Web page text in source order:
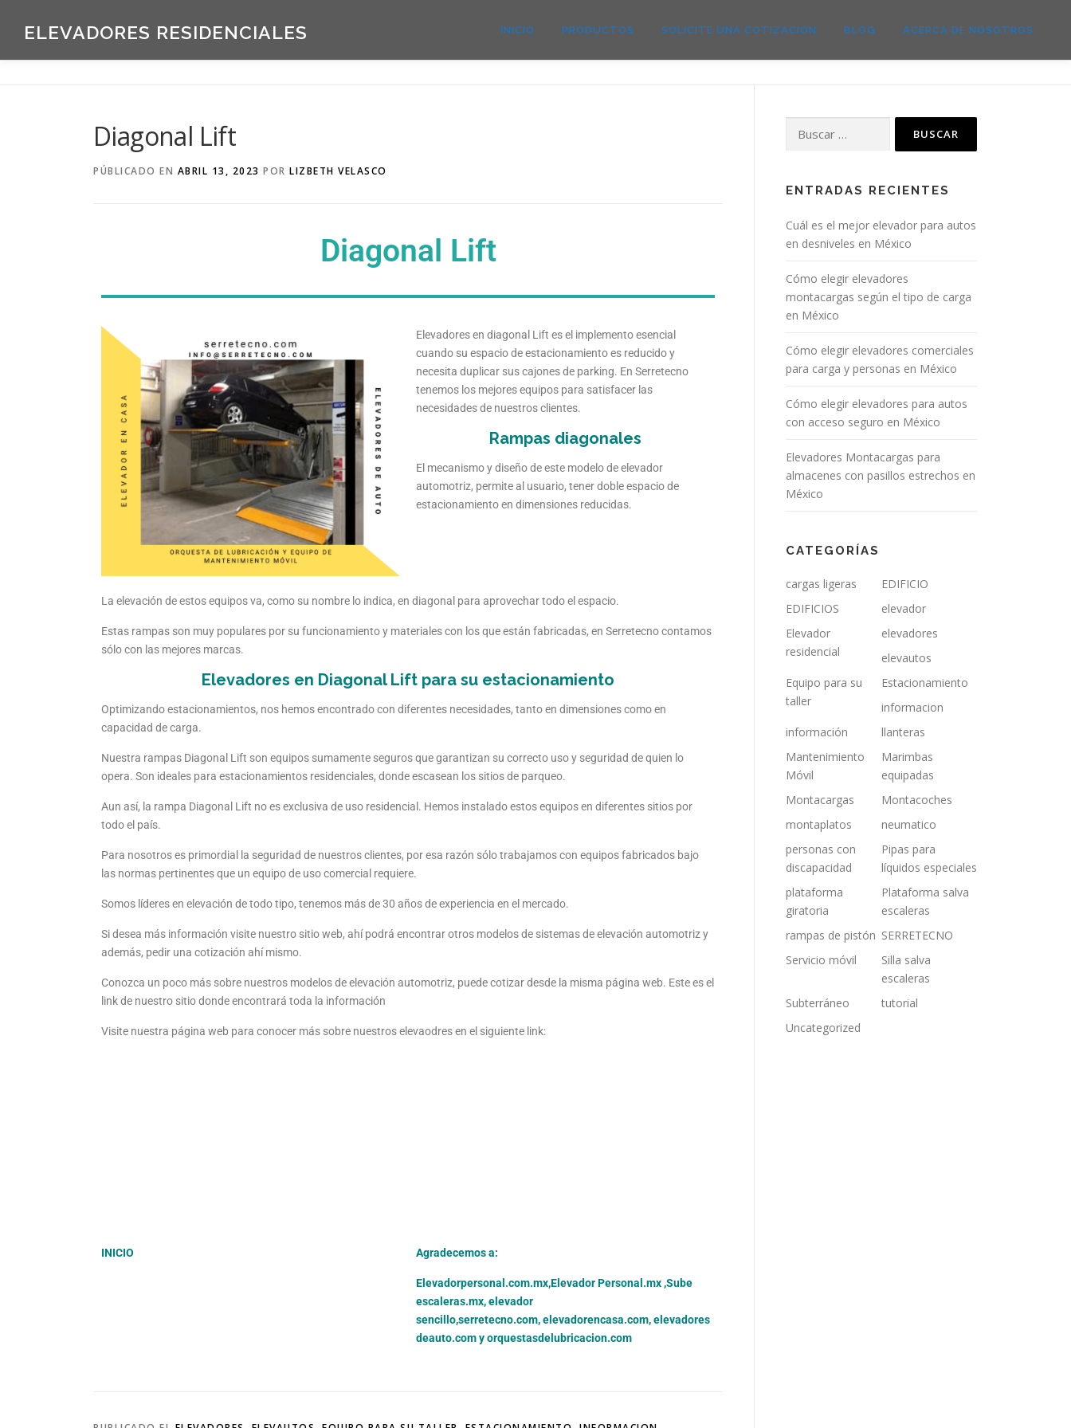
ELEVADORES RESIDENCIALES INICIO PRODUCTOS SOLICITE UNA COTIZACIÓN BLOG ACERCA DE NOSOTROS
Diagonal Lift
PÚBLICADO EN ABRIL 13, 2023 POR LIZBETH VELASCO
Diagonal Lift
Elevadores en diagonal Lift es el implemento esencial
cuando su espacio de estacionamiento es reducido y
necesita duplicar sus cajones de parking. En Serretecno
tenemos los mejores equipos para satisfacer las
necesidades de nuestros clientes.
Rampas diagonales
El mecanismo y diseño de este modelo de elevador
automotriz, permite al usuario, tener doble espacio de
estacionamiento en dimensiones reducidas.
La elevación de estos equipos va, como su nombre lo indica, en diagonal para aprovechar todo el espacio.
Estas rampas son muy populares por su funcionamiento y materiales con los que están fabricadas, en Serretecno contamos
sólo con las mejores marcas.
Elevadores en Diagonal Lift para su estacionamiento
Optimizando estacionamientos, nos hemos encontrado con diferentes necesidades, tanto en dimensiones como en
capacidad de carga.
Nuestra rampas Diagonal Lift son equipos sumamente seguros que garantizan su correcto uso y seguridad de quien lo
opera. Son ideales para estacionamientos residenciales, donde escasean los sitios de parqueo.
Aun así, la rampa Diagonal Lift no es exclusiva de uso residencial. Hemos instalado estos equipos en diferentes sitios por
todo el país.
Para nosotros es primordial la seguridad de nuestros clientes, por esa razón sólo trabajamos con equipos fabricados bajo
las normas pertinentes que un equipo de uso comercial requiere.
Somos líderes en elevación de todo tipo, tenemos más de 30 años de experiencia en el mercado.
Si desea más información visite nuestro sitio web, ahí podrá encontrar otros modelos de sistemas de elevación automotriz y
además, pedir una cotización ahí mismo.
Conozca un poco más sobre nuestros modelos de elevación automotriz, puede cotizar desde la misma página web. Este es el
link de nuestro sitio donde encontrará toda la información
Visite nuestra página web para conocer más sobre nuestros elevaodres en el siguiente link:
INICIO Agradecemos a:
Elevadorpersonal.com.mx,Elevador Personal.mx ,Sube
escaleras.mx,elevador
sencillo,serretecno.com,elevadorencasa.com,elevadores
deauto.comyorquestasdelubricacion.com
ENTRADAS RECIENTES
Cuál es el mejor elevador para autos
en desniveles en México
Cómo elegir elevadores
montacargas según el tipo de carga
en México
Cómo elegir elevadores comerciales
para carga y personas en México
Cómo elegir elevadores para autos
con acceso seguro en México
Elevadores Montacargas para
almacenes con pasillos estrechos en
México
CATEGORÍAS
cargas ligeras
EDIFICIO
EDIFICIOS
elevador
Elevador
residencial
elevadores
elevautos
Equipo para su
taller
Estacionamiento
informacion
información
llanteras
Mantenimiento
Móvil
Marimbas
equipadas
Montacargas
Montacoches
montaplatos
neumatico
personas con
discapacidad
Pipas para
líquidos especiales
plataforma
giratoria
Plataforma salva
escaleras
rampas de pistón SERRETECNO
Servicio móvil
Silla salva
escaleras
Subterráneo
tutorial
Uncategorized